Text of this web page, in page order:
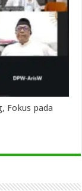
Fokus pada